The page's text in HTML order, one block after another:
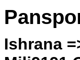
Ishrana